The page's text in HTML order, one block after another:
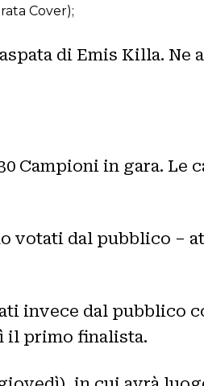
Cover);
di Emis Killa. Ne
Campioni in gara. Le
votati dal pubblico –
invece dal pubblico
il primo finalista.